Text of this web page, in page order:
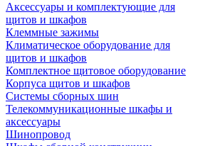
Аксессуары и комплектующие для
щитов и шкафов
Клеммные зажимы
Климатическое оборудование для
щитов и шкафов
Комплектное щитовое оборудование
Корпуса щитов и шкафов
Системы сборных шин
Телекоммуникационные шкафы и
аксессуары
Шинопровод